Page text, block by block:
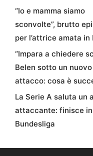
“Io e mamma siamo
sconvolte”, brutto
per l’attrice amata in
“Impara a chiedere
Belen sotto un nuovo
attacco: cosa è
La Serie A saluta un
attaccante: finisce in
Bundesliga